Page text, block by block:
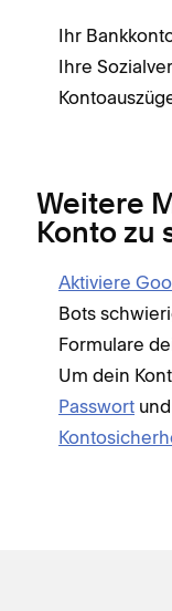
Ihr
Ihre
Weitere
Konto zu
Aktiviere
Bots
Formulare
Um dein
Passwort